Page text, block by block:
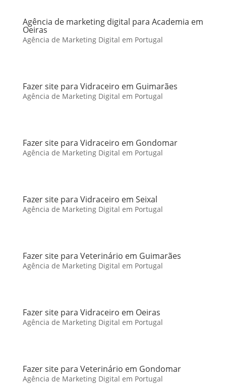
Agência de marketing digital para Academia em
Oeiras
Agência de Marketing Digital em Portugal
Fazer site para Vidraceiro em Guimarães
Agência de Marketing Digital em Portugal
Fazer site para Vidraceiro em Gondomar
Agência de Marketing Digital em Portugal
Fazer site para Vidraceiro em Seixal
Agência de Marketing Digital em Portugal
Fazer site para Veterinário em Guimarães
Agência de Marketing Digital em Portugal
Fazer site para Vidraceiro em Oeiras
Agência de Marketing Digital em Portugal
Fazer site para Veterinário em Gondomar
Agência de Marketing Digital em Portugal